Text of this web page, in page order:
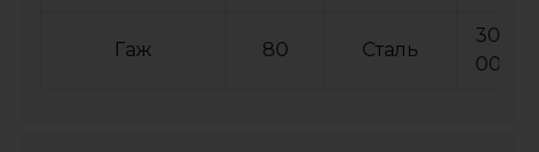
Гаж 80 Сталь
300
000